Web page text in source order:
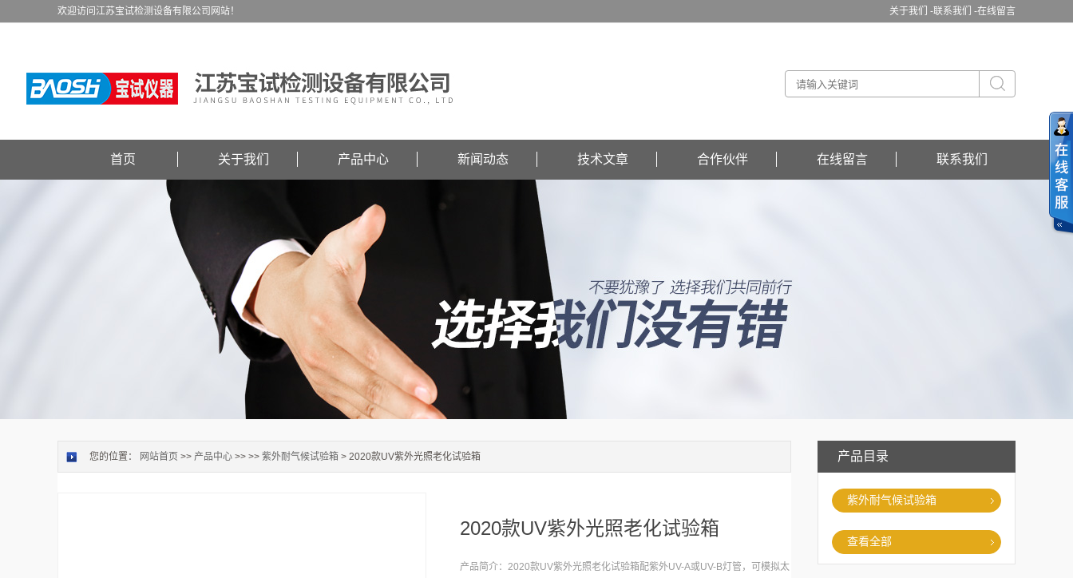
关于我们 -联系我们 -在线留言
欢迎访问江苏宝试检测设备有限公司网站！
首页 关于我们 产品中心 新闻动态 技术文章 合作伙伴 在线留言 联系我们
产品目录
紫外耐气候试验箱
查看全部
您的位置： 网站首页 >> 产品中心 >> >> 紫外耐气候试验箱 > 2020款UV紫外光照老化试验箱
2020款UV紫外光照老化试验箱
产品简介：2020款UV紫外光照老化试验箱配紫外UV-A或UV-B灯管，可模拟太